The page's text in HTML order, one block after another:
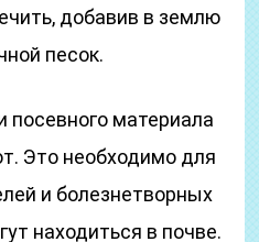
добавив в землю
песок.
материала
Это необходимо для
и болезнетворных
находиться в почве.